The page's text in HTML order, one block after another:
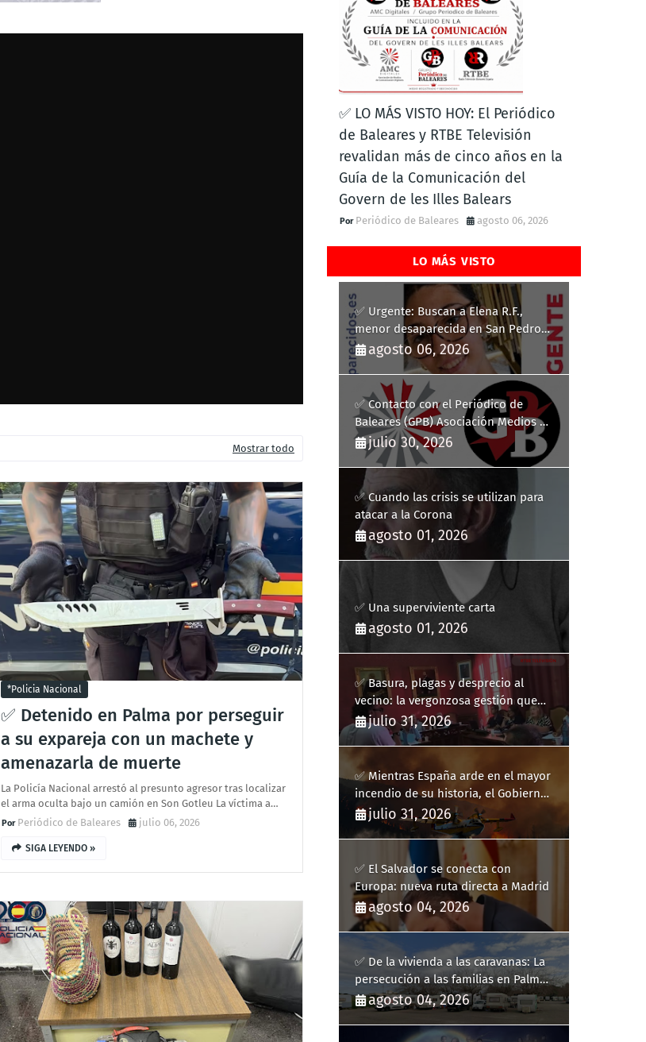
Mostrar todo
*policia Nacional
✅ Detenido en Palma por perseguir
a su expareja con un machete y
amenazarla de muerte
La Policía Nacional arrestó al presunto agresor tras localizar
el arma oculta bajo un camión en Son Gotleu La víctima a…
Periódico de Baleares
julio 06, 2026
SIGA LEYENDO »
✅ LO MÁS VISTO HOY: El Periódico
de Baleares y RTBE Televisión
revalidan más de cinco años en la
Guía de la Comunicación del
Govern de les Illes Balears
Periódico de Baleares agosto 06, 2026
LO MÁS VISTO
✅ Urgente: Buscan a Elena R.F.,
menor desaparecida en San Pedro
del Pinatar
agosto 06, 2026
✅ Contacto con el Periódico de
Baleares (GPB) Asociación Medios de
Comunicación Digitales
julio 30, 2026
✅ Cuando las crisis se utilizan para
atacar a la Corona
agosto 01, 2026
✅ Una superviviente carta
agosto 01, 2026
✅ Basura, plagas y desprecio al
vecino: la vergonzosa gestión que
ha hecho estallar a Llucmajor
julio 31, 2026
✅ Mientras España arde en el mayor
incendio de su historia, el Gobierno
bloquea siete hidroaviones por
"ahorrarse" dinero
julio 31, 2026
✅ El Salvador se conecta con
Europa: nueva ruta directa a Madrid
agosto 04, 2026
✅ De la vivienda a las caravanas: La
persecución a las familias en Palma
y la complicidad de un fracaso
heredado
agosto 04, 2026